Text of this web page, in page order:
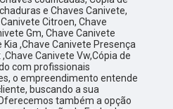
e Chaves Canivete,
Citroen, Chave
Gm, Chave Canivete
Kia ,Chave Canivete Presença
Canivete Vw,Cópia de
com profissionais
o empreendimento entende
buscando a sua
também a opção